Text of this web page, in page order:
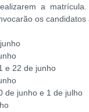
a
os
e 22 de junho
de junho e 1 de julho